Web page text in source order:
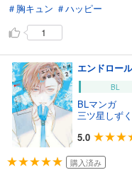
＃胸キュン ＃ハッピー
1
エンドロー
BL
BLマンガ
三ツ星しずく
5.0
購入済み